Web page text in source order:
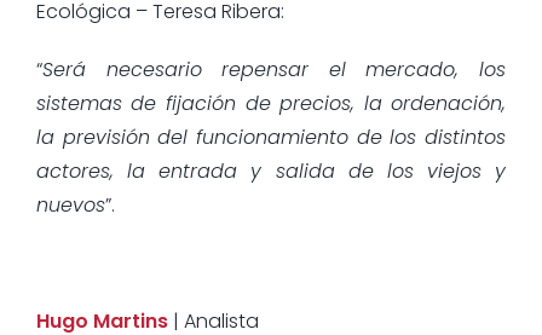
Ecológica – Teresa Ribera:
“Será necesario repensar el mercado, los
sistemas de fijación de precios, la ordenación,
la previsión del funcionamiento de los distintos
actores, la entrada y salida de los viejos y
nuevos”.
Hugo Martins| Analista